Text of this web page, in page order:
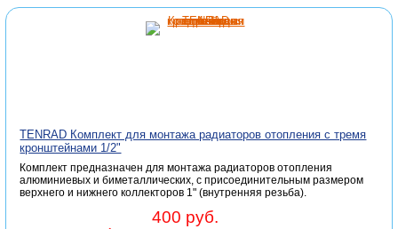
TENRAD Комплект для монтажа радиаторов отопления с тремя
кронштейнами 1/2"
Комплект предназначен для монтажа радиаторов отопления
алюминиевых и биметаллических, с присоединительным размером
верхнего и нижнего коллекторов 1" (внутренняя резьба).
400 руб.